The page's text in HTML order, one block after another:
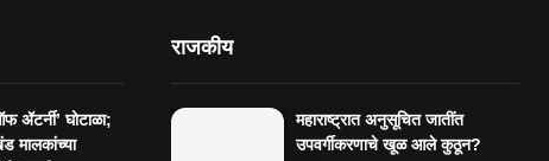
ॲटर्नी’ घोटाळा;
मालकांच्या
राजकीय
महाराष्ट्रात अनुसूचित जातींत
उपवर्गीकरणाचे खूळ आले कुठून?